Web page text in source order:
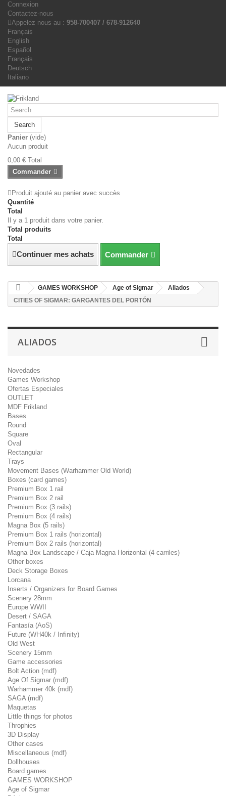
Connexion
Contactez-nous
Appelez-nous au : 958-700407 / 678-912640
Français
English
Español
Français
Deutsch
Italiano
Search
Panier (vide)
Aucun produit
0,00 € Total
Commander
Produit ajouté au panier avec succès
Quantité
Total
Il y a 1 produit dans votre panier.
Total produits
Total
Continuer mes achats Commander
GAMES WORKSHOP Age of Sigmar
Aliados
CITIES OF SIGMAR: GARGANTES DEL PORTÓN
ALIADOS
Novedades
Games Workshop
Ofertas Especiales
OUTLET
MDF Frikland
Bases
Round
Square
Oval
Rectangular
Trays
Movement Bases (Warhammer Old World)
Boxes (card games)
Premium Box 1 rail
Premium Box 2 rail
Premium Box (3 rails)
Premium Box (4 rails)
Magna Box (5 rails)
Premium Box 1 rails (horizontal)
Premium Box 2 rails (horizontal)
Magna Box Landscape / Caja Magna Horizontal (4 carriles)
Other boxes
Deck Storage Boxes
Lorcana
Inserts / Organizers for Board Games
Scenery 28mm
Europe WWII
Desert / SAGA
Fantasía (AoS)
Future (WH40k / Infinity)
Old West
Scenery 15mm
Game accessories
Bolt Action (mdf)
Age Of Sigmar (mdf)
Warhammer 40k (mdf)
SAGA (mdf)
Maquetas
Little things for photos
Throphies
3D Display
Other cases
Miscellaneous (mdf)
Dollhouses
Board games
GAMES WORKSHOP
Age of Sigmar